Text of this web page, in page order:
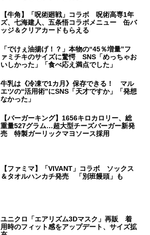
【牛角】「呪術廻戦」コラボ 呪術高専1年
ズ、七海建人、五条悟コラボメニュー 缶バ
ッジ＆クリアカードもらえる
「でけぇ油揚げ！？」本物の“45％増量”フ
ァミチキのサイズに驚愕 SNS「めっちゃお
いしかった」「食べ応え満点でした」
牛乳は《冷凍で1カ月》保存できる！ マル
エツの“活用術”にSNS「天才ですか」「発想
なかった」
【バーガーキング】1656キロカロリー、総
重量527グラム…超大型チーズバーガー新発
売 特製ガーリックマヨソース採用
【ファミマ】「VIVANT」コラボ ソックス
＆タオルハンカチ発売 「別班饅頭」も
ユニクロ「エアリズム3Dマスク」再販 着
用時のフィット感をアップデート、サイズ拡